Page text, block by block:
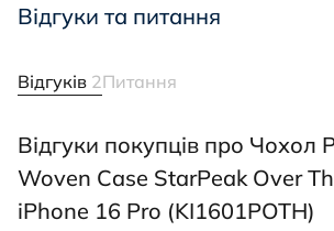
Відгуки та питання
Відгуків 2Питання
Відгуки покупців про Чохол
Woven Case StarPeak Over
iPhone 16 Pro (KI1601POTH)